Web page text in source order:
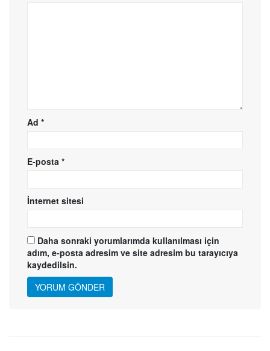
Ad *
E-posta *
İnternet sitesi
Daha sonraki yorumlarımda kullanılması için
adım, e-posta adresim ve site adresim bu tarayıcıya
kaydedilsin.